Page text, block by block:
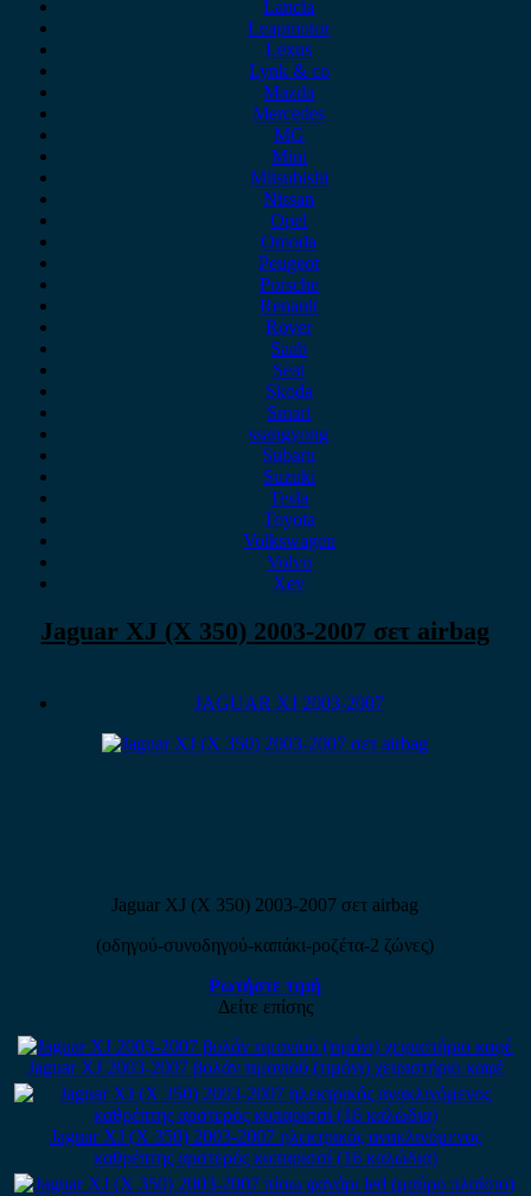
Lancia
Leapmotor
Lexus
Lynk & co
Mazda
Mercedes
MG
Mini
Mitsubishi
Nissan
Opel
Omoda
Peugeot
Porsche
Renault
Rover
Saab
Seat
Skoda
Smart
ssangyong
Subaru
Suzuki
Tesla
Toyota
Volkswagen
Volvo
Xev
Jaguar XJ (X 350) 2003-2007 σετ airbag
JAGUAR XJ 2003-2007
Jaguar XJ (X 350) 2003-2007 σετ airbag
(οδηγού-συνοδηγού-καπάκι-ροζέτα-2 ζώνες)
Ρωτήστε τιμή
Δείτε επίσης
Jaguar XJ 2003-2007 βολάν τιμονιού (τιμόνι) χειριστήριο καφέ
Jaguar XJ (X 350) 2003-2007 ηλεκτρικός ανακλινόμενος
καθρέπτης αρστερός κυπαρισσί (16 καλώδια)